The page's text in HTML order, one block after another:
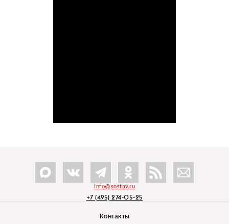
info@sostav.ru
+7 (495) 274-05-25
Контакты